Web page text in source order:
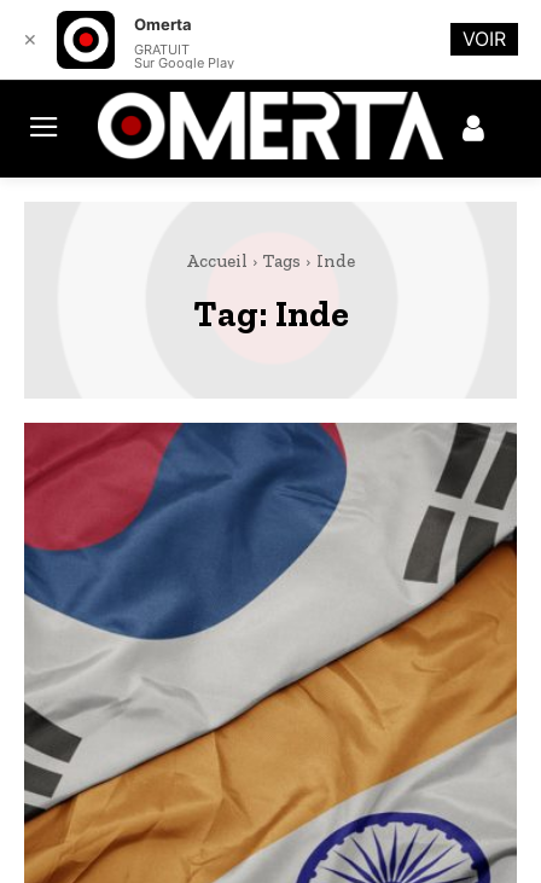
Accueil Tags Inde
Tag: Inde
✕
Omerta
GRATUIT
Sur Google Play
VOIR